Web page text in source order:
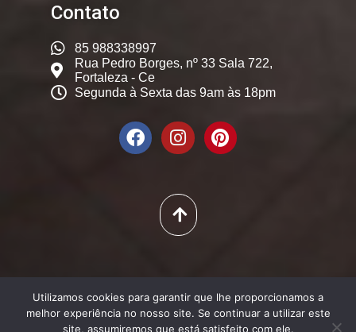
Contato
85 988338997
Rua Pedro Borges, nº 33 Sala 722,
Fortaleza - Ce
Segunda à Sexta das 9am às 18pm
© 2025. Dicas Constantes,
Todos os Direitos Reservados
Utilizamos cookies para garantir que lhe proporcionamos a
melhor experiência no nosso site. Se continuar a utilizar este
site, assumiremos que está satisfeito com ele.